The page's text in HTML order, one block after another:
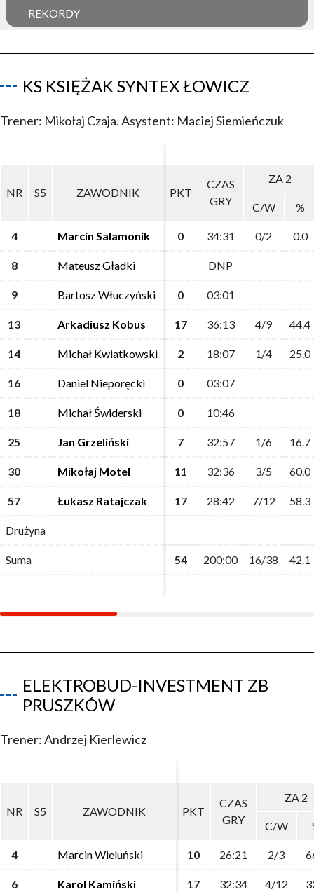
REKORDY
KS KSIĘŻAK SYNTEX ŁOWICZ
Trener: Mikołaj Czaja. Asystent: Maciej Siemieńczuk
NR S5 ZAWODNIK PKT
CZAS
GRY
ZA 2
C/W %
4 Marcin Salamonik 0 34:31 0/2 0.0
8 Mateusz Gładki DNP
9 Bartosz Włuczyński 0 03:01
13 Arkadiusz Kobus 17 36:13 4/9 44.4
14 Michał Kwiatkowski 2 18:07 1/4 25.0
16 Daniel Nieporęcki 0 03:07
18 Michał Świderski 0 10:46
25 Jan Grzeliński 7 32:57 1/6 16.7
30 Mikołaj Motel 11 32:36 3/5 60.0
57 Łukasz Ratajczak 17 28:42 7/12 58.3
Drużyna
Suma 54 200:00 16/38 42.1
NR S5 ZAWODNIK PKT
CZAS
GRY
ZA 2
C/W %
4 Marcin Salamonik 0 34:31 0/2 0.0
8 Mateusz Gładki DNP
9 Bartosz Włuczyński 0 03:01
13 Arkadiusz Kobus 17 36:13 4/9 44.4
14 Michał Kwiatkowski 2 18:07 1/4 25.0
16 Daniel Nieporęcki 0 03:07
18 Michał Świderski 0 10:46
25 Jan Grzeliński 7 32:57 1/6 16.7
30 Mikołaj Motel 11 32:36 3/5 60.0
57 Łukasz Ratajczak 17 28:42 7/12 58.3
Drużyna
Suma 54 200:00 16/38 42.1
ELEKTROBUD-INVESTMENT ZB
PRUSZKÓW
Trener: Andrzej Kierlewicz
NR S5 ZAWODNIK PKT
CZAS
GRY
ZA 2
C/W
4 Marcin Wieluński 10 26:21 2/3
6 Karol Kamiński 17 32:34 4/12
NR S5 ZAWODNIK PKT
CZAS
GRY
ZA 2
C/W
4 Marcin Wieluński 10 26:21 2/3
6 Karol Kamiński 17 32:34 4/12